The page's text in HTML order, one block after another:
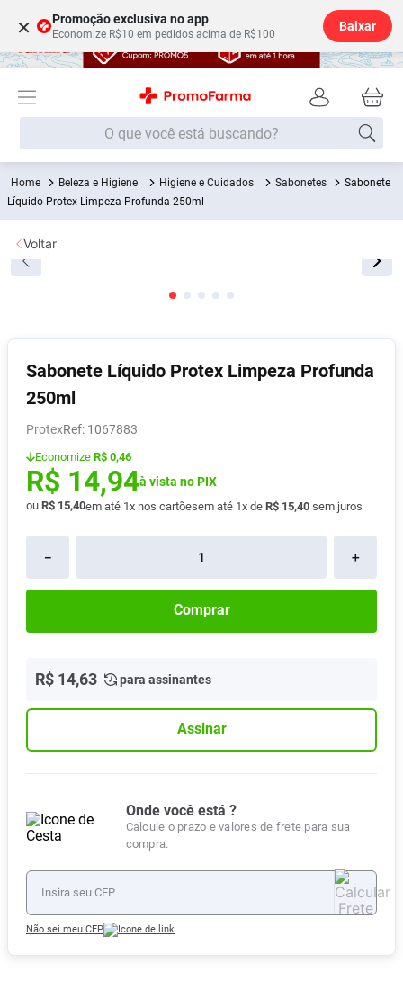
× Promoção exclusiva no app
Economize R$10 em pedidos acima de R$100
Baixar
O que você está buscando?
Beleza e Higiene Higiene e Cuidados Sabonetes
Sabonete
Líquido Protex Limpeza Profunda 250ml
Sabonete Líquido Protex Limpeza Profunda
250ml
Protex : 1067883
Economize R$ 0,46
R$ 14,94à vista no PIX
ou R$ 15,40em até 1x nos cartõesem até 1x de R$ 15,40 sem juros
＋
－
Comprar
R$ 14,63 para assinantes
Assinar
Onde você está ?
Calcule o prazo e valores de frete para sua
compra.
Não sei meu CEP
Voltar
Termos mais buscados
1º Fralda
2
5º Fralda G
6º Shampoo
7º
8º Vitamina D
9º Absorvente
10 Lavitan